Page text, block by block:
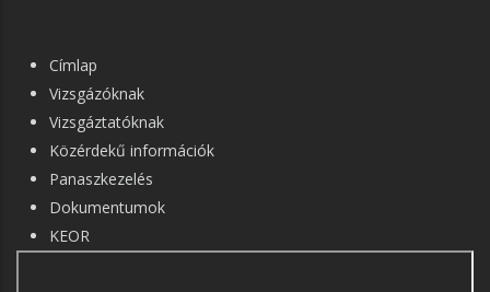
FŐ
NAVIGÁCIÓ
Címlap
Vizsgázóknak
Vizsgáztatóknak
Közérdekű információk
Panaszkezelés
Dokumentumok
KEOR